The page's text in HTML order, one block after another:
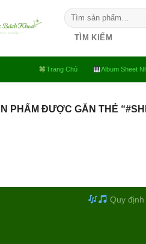
Tìm
kiếm:
TÌM KIẾM
Trang Chủ Album Sheet
PHẨM ĐƯỢC GẮN THẺ
Quy